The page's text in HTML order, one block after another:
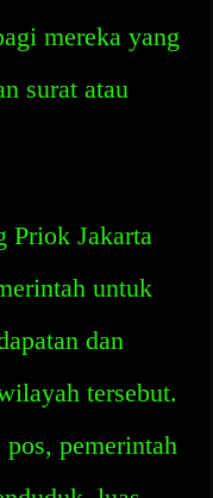
mereka yang
surat atau
Priok Jakarta
untuk
dan
tersebut.
pemerintah